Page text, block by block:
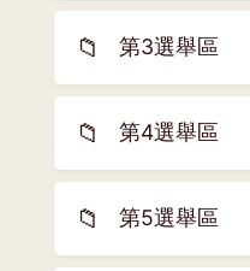
📁 第3選舉區
📁 第4選舉區
📁 第5選舉區